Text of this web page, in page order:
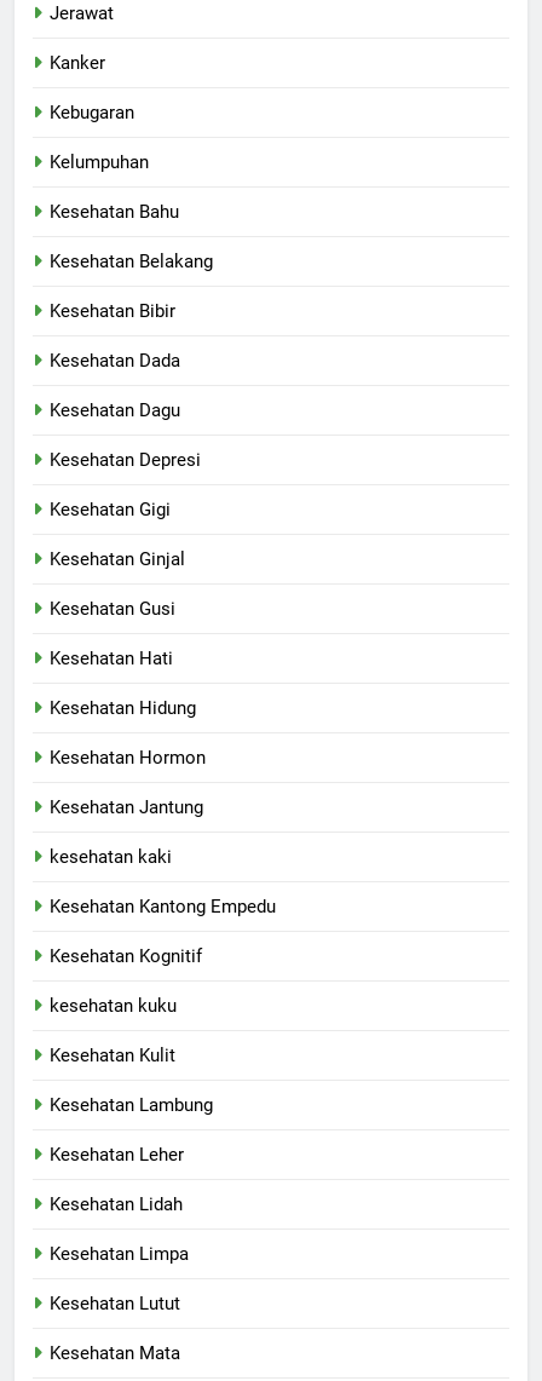
Jerawat
Kanker
Kebugaran
Kelumpuhan
Kesehatan Bahu
Kesehatan Belakang
Kesehatan Bibir
Kesehatan Dada
Kesehatan Dagu
Kesehatan Depresi
Kesehatan Gigi
Kesehatan Ginjal
Kesehatan Gusi
Kesehatan Hati
Kesehatan Hidung
Kesehatan Hormon
Kesehatan Jantung
kesehatan kaki
Kesehatan Kantong Empedu
Kesehatan Kognitif
kesehatan kuku
Kesehatan Kulit
Kesehatan Lambung
Kesehatan Leher
Kesehatan Lidah
Kesehatan Limpa
Kesehatan Lutut
Kesehatan Mata